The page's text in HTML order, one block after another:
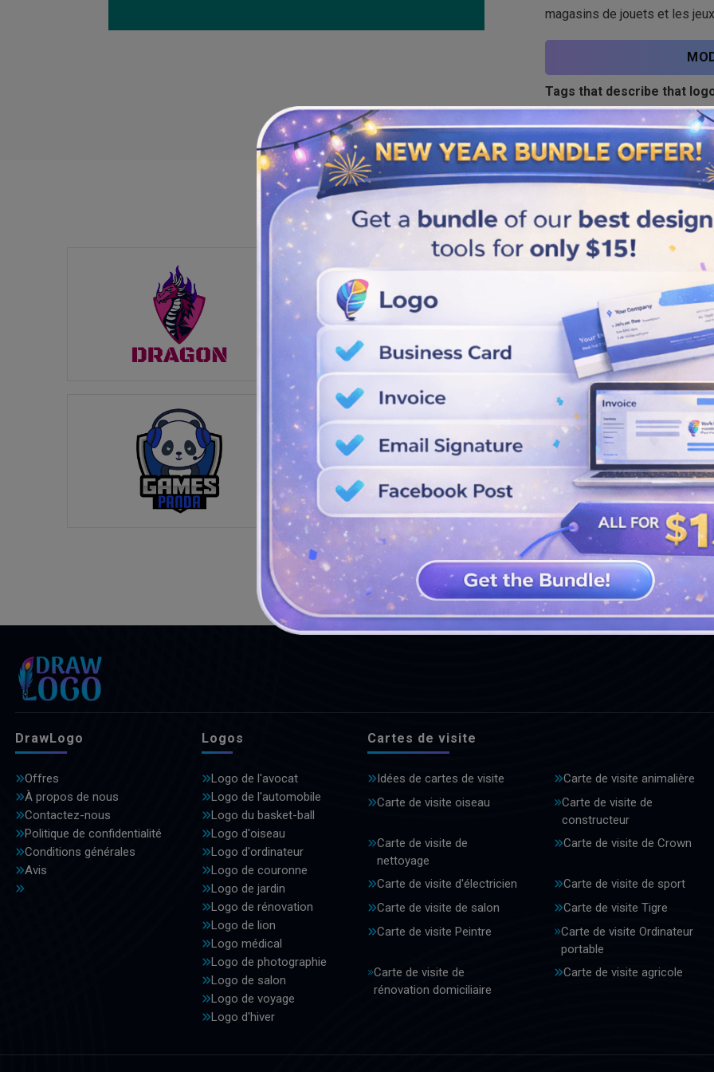
magasins de jouets et les
Tags that describe that
Cartoon
Similar logos
VOIR PLUS DE CONCEPTIONS
DrawLogo
Offres
À propos de nous
Contactez-nous
Politique de confidentialité
Conditions générales
Avis
Logos
Logo de l'avocat
Logo de l'automobile
Logo du basket-ball
Logo d'oiseau
Logo d'ordinateur
Logo de couronne
Logo de jardin
Logo de rénovation
Logo de lion
Logo médical
Logo de photographie
Logo de salon
Logo de voyage
Logo d'hiver
Cartes de visite
Idées de cartes de visite
Carte de visite animalière
Carte de visite oiseau
Carte de visite de
constructeur
Carte de visite de
nettoyage
Carte de visite de Crown
Carte de visite d'électricien
Carte de visite de sport
Carte de visite de salon
Carte de visite Tigre
Carte de visite Peintre
Carte de visite Ordinateur
portable
Carte de visite de
rénovation domiciliaire
Carte de visite agricole